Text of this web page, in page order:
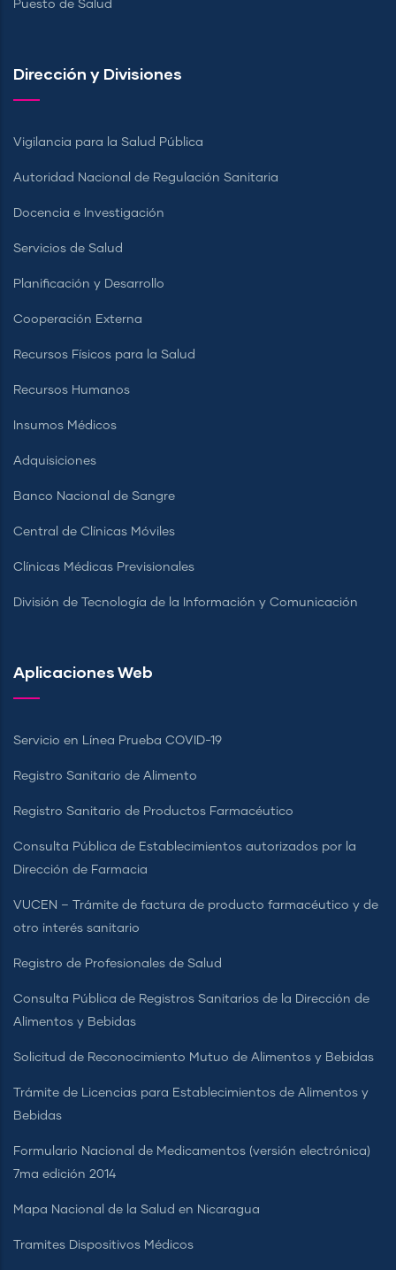
Puesto de Salud
Dirección y Divisiones
Vigilancia para la Salud Pública
Autoridad Nacional de Regulación Sanitaria
Docencia e Investigación
Servicios de Salud
Planificación y Desarrollo
Cooperación Externa
Recursos Físicos para la Salud
Recursos Humanos
Insumos Médicos
Adquisiciones
Banco Nacional de Sangre
Central de Clínicas Móviles
Clínicas Médicas Previsionales
División de Tecnología de la Información y Comunicación
Aplicaciones Web
Servicio en Línea Prueba COVID-19
Registro Sanitario de Alimento
Registro Sanitario de Productos Farmacéutico
Consulta Pública de Establecimientos autorizados por la
Dirección de Farmacia
VUCEN – Trámite de factura de producto farmacéutico y de
otro interés sanitario
Registro de Profesionales de Salud
Consulta Pública de Registros Sanitarios de la Dirección de
Alimentos y Bebidas
Solicitud de Reconocimiento Mutuo de Alimentos y Bebidas
Trámite de Licencias para Establecimientos de Alimentos y
Bebidas
Formulario Nacional de Medicamentos (versión electrónica)
7ma edición 2014
Mapa Nacional de la Salud en Nicaragua
Tramites Dispositivos Médicos